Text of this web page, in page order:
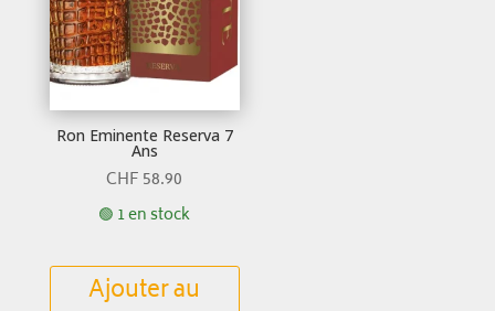
Ron Eminente Reserva 7
Ans
CHF 58.90
🟢 1 en stock
Ajouter au